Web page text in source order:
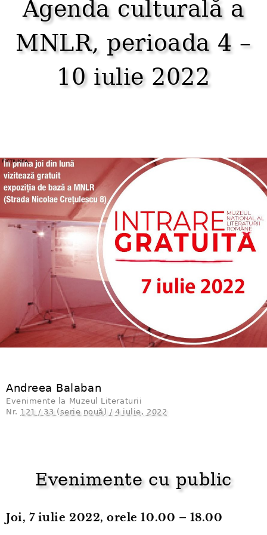
Agenda culturală a
MNLR, perioada 4 –
10 iulie 2022
Andreea Balaban
Evenimente la Muzeul Literaturii
Nr. 121 / 33 (serie nouă) / 4 iulie, 2022
Evenimente cu public
Joi, 7 iulie 2022, orele 10.00 – 18.00